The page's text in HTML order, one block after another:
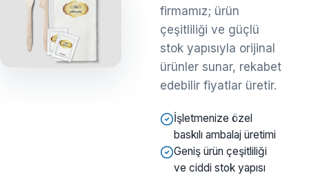
firmamız; ürün
çeşitliliği ve güçlü
stok yapısıyla orijinal
ürünler sunar, rekabet
edebilir fiyatlar üretir.
İşletmenize özel
baskılı ambalaj üretimi
Geniş ürün çeşitliliği
ve ciddi stok yapısı